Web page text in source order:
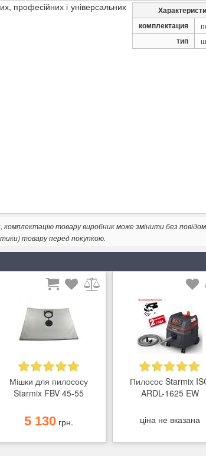
комплектация
тип
професійних і універсальних
товару виробник може змінити без
товару перед покупкою.
Мішки для пилососу
Starmix FBV 45-55
5 130 грн.
Пилосос Starmix
ARDL-1625 EW
ціна не вказана